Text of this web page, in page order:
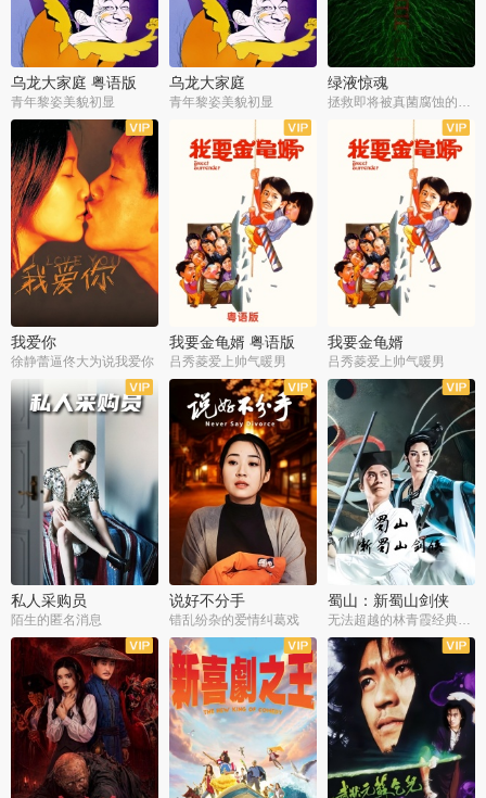
乌龙大家庭 粤语版
青年黎姿美貌初显
乌龙大家庭
青年黎姿美貌初显
绿液惊魂
拯救即将被真菌腐蚀的世界
我爱你
徐静蕾逼佟大为说我爱你
我要金龟婿 粤语版
吕秀菱爱上帅气暖男
我要金龟婿
吕秀菱爱上帅气暖男
私人采购员
陌生的匿名消息
说好不分手
错乱纷杂的爱情纠葛戏
蜀山：新蜀山剑侠
无法超越的林青霞经典角色